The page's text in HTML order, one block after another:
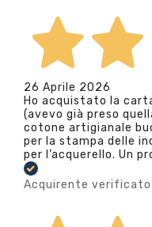
26 Aprile 2026
Ho acquistato la
(avevo già preso
cotone artigianale
per la stampa delle
per l’acquerello. Un
Acquirente verificato